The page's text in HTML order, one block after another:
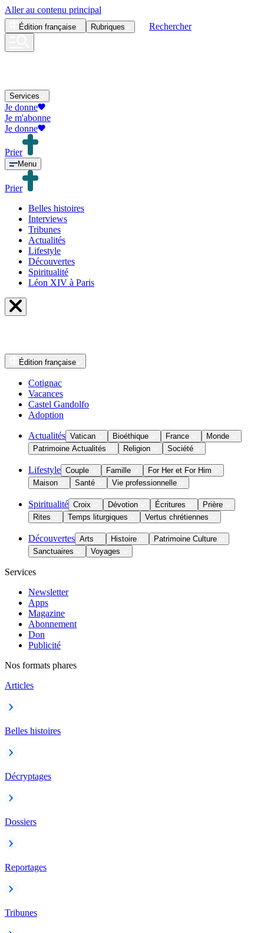
Aller au contenu principal
Édition française Rubriques Rechercher
Services
Je donne
Je m'abonne
Je donne
Prier
Menu
Prier
Belles histoires
Interviews
Tribunes
Actualités
Lifestyle
Découvertes
Spiritualité
Léon XIV à Paris
Édition française
Cotignac
Vacances
Castel Gandolfo
Adoption
Actualités Vatican Bioéthique France
Monde
Patrimoine Actualités
Religion Société
Lifestyle Couple Famille
For Her et For Him
Maison
Santé Vie professionnelle
Spiritualité Croix Dévotion Écritures
Prière
Rites
Temps liturgiques Vertus chrétiennes
Découvertes Arts Histoire
Patrimoine Culture
Sanctuaires
Voyages
Services
Newsletter
Apps
Magazine
Abonnement
Don
Publicité
Nos formats phares
Articles
Belles histoires
Décryptages
Dossiers
Reportages
Tribunes